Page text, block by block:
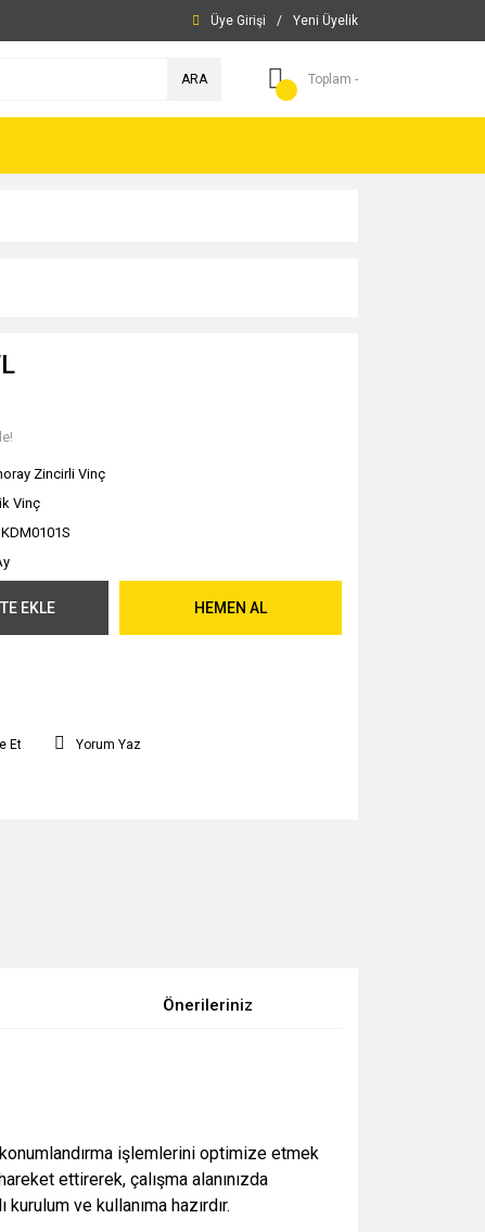
Üye Girişi / Yeni Üyelik
ARA Toplam -
Zincirli Vinç
Vinç
EKLE HEMEN AL
Et Yorum Yaz
Önerileriniz
işlemlerini optimize etmek
ettirerek, çalışma alanınızda
ve kullanıma hazırdır.